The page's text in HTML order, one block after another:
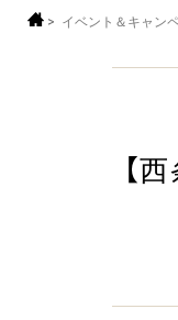
> イベント＆キャン
【